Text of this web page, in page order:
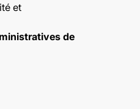
et
de